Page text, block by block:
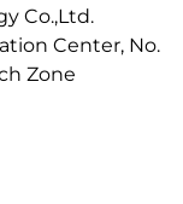
und
auf
Der Cheetah 2
entwickelt und
Sie
aufeinander
Co.,Ltd.
Center, No.
Zone